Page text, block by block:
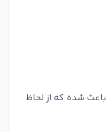
شده که از لحاظ